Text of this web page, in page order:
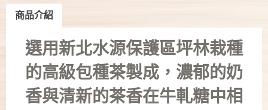
商品介紹
選用新北水源保護區坪林栽種
的高級包種茶製成，濃郁的奶
香與清新的茶香在牛軋糖中相